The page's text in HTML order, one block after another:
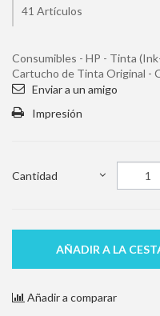
41 Artículos
Consumibles - HP - Tinta
Cartucho de Tinta Original -
Enviar a un amigo
Impresión
Cantidad
AÑADIR A LA
Añadir a comparar